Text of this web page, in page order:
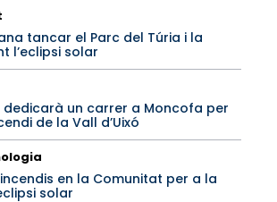
tancar el Parc del Túria i la
l’eclipsi solar
un carrer a Moncofa per
de la Vall d’Uixó
en la Comunitat per a la
solar